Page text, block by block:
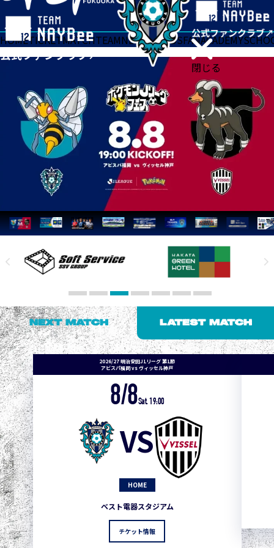
閉じる
HOMETICKETMATCHTEAMNEWSGOODSFANACADEMY
NEXT MATCH LATEST MATCH
2026/27 明治安田J1リーグ 第1節
アビスパ福岡 vs ヴィッセル神戸
8/8Sat. 19:00
VS
HOME
ベスト電器スタジアム
チケット情報